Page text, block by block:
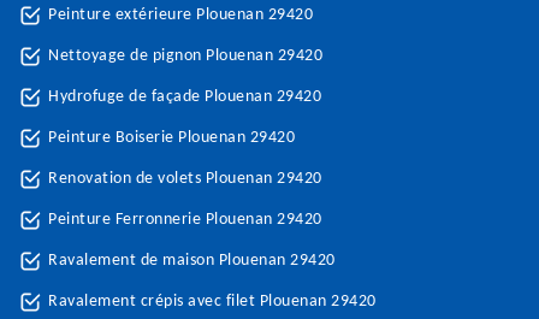
Peinture extérieure Plouenan 29420
Nettoyage de pignon Plouenan 29420
Hydrofuge de façade Plouenan 29420
Peinture Boiserie Plouenan 29420
Renovation de volets Plouenan 29420
Peinture Ferronnerie Plouenan 29420
Ravalement de maison Plouenan 29420
Ravalement crépis avec filet Plouenan 29420